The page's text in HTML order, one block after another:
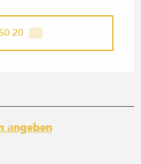
20 ▒▒
angeben